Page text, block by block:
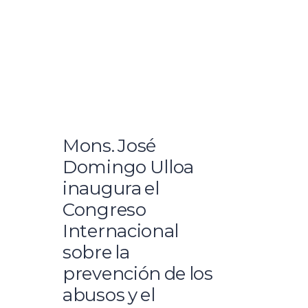
Mons. José
Domingo Ulloa
inaugura el
Congreso
Internacional
sobre la
prevención de los
abusos y el